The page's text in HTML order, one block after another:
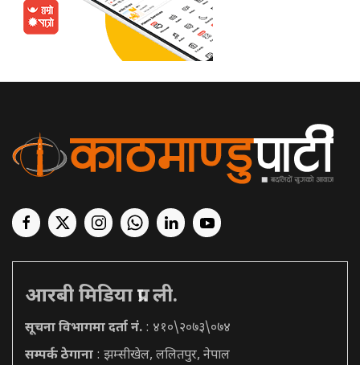
आरबी मिडिया प्रा. ली.
सूचना विभागमा दर्ता नं. : ४१०\२०७३\०७४
सम्पर्क ठेगाना : झम्सीखेल, ललितपुर, नेपाल